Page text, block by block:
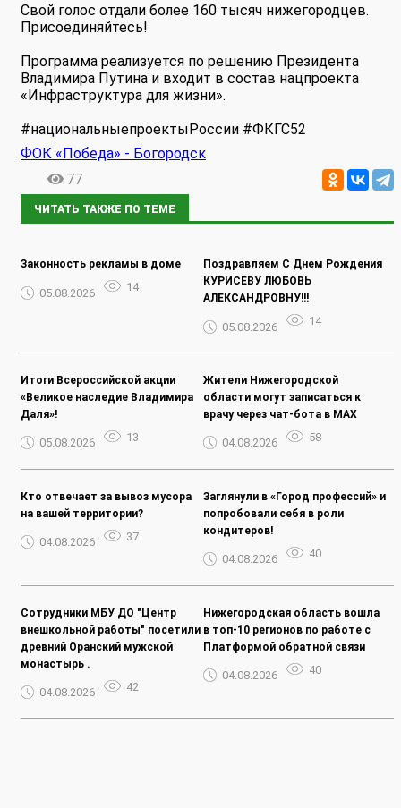
Свой голос отдали более 160 тысяч нижегородцев.
Присоединяйтесь!
Программа реализуется по решению Президента
Владимира Путина и входит в состав нацпроекта
«Инфраструктура для жизни».
#национальныепроектыРоссии #ФКГС52
ФОК «Победа» - Богородск
77
ЧИТАТЬ ТАКЖЕ ПО ТЕМЕ
Законность рекламы в доме
05.08.2026 14
Поздравляем С Днем Рождения
КУРИСЕВУ ЛЮБОВЬ
АЛЕКСАНДРОВНУ!!!
05.08.2026 14
Итоги Всероссийской акции
«Великое наследие Владимира
Даля»!
05.08.2026 13
Жители Нижегородской
области могут записаться к
врачу через чат-бота в MAX
04.08.2026 58
Кто отвечает за вывоз мусора
на вашей территории?
04.08.2026 37
Заглянули в «Город профессий» и
попробовали себя в роли
кондитеров!
04.08.2026 40
Сотрудники МБУ ДО "Центр
внешкольной работы" посетили
древний Оранский мужской
монастырь .
04.08.2026 42
Нижегородская область вошла
в топ-10 регионов по работе с
Платформой обратной связи
04.08.2026 40